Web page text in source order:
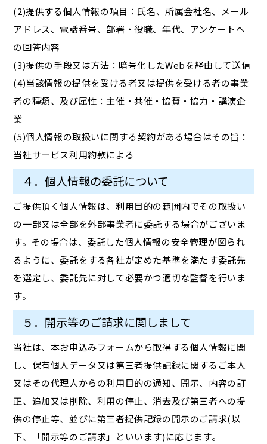
(2)提供する個人情報の項目：氏名、所属会社名、メール
アドレス、電話番号、部署・役職、年代、アンケートへ
の回答内容
(3)提供の手段又は方法：暗号化したWebを経由して送信
(4)当該情報の提供を受ける者又は提供を受ける者の事業
者の種類、及び属性：主催・共催・協賛・協力・講演企
業
(5)個人情報の取扱いに関する契約がある場合はその旨：
当社サービス利用約款による
４．個人情報の委託について
ご提供頂く個人情報は、利用目的の範囲内でその取扱い
の一部又は全部を外部事業者に委託する場合がございま
す。その場合は、委託した個人情報の安全管理が図られ
るように、委託をする各社が定めた基準を満たす委託先
を選定し、委託先に対して必要かつ適切な監督を行いま
す。
５．開示等のご請求に関しまして
当社は、本お申込みフォームから取得する個人情報に関
し、保有個人データ又は第三者提供記録に関するご本人
又はその代理人からの利用目的の通知、開示、内容の訂
正、追加又は削除、利用の停止、消去及び第三者への提
供の停止等、並びに第三者提供記録の開示のご請求(以
下、「開示等のご請求」といいます)に応じます。